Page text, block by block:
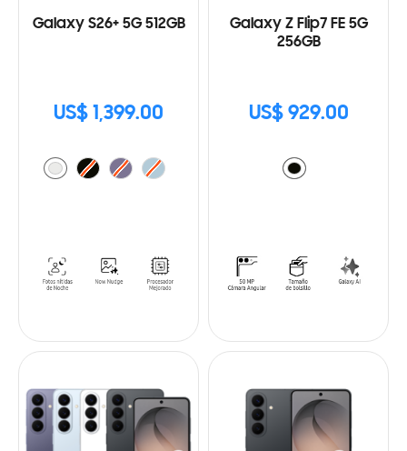
Galaxy S26+ 5G 512GB
US$ 1,399.00
Galaxy Z Flip7 FE 5G
256GB
US$ 929.00